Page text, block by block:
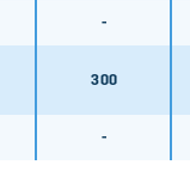
-
300
-